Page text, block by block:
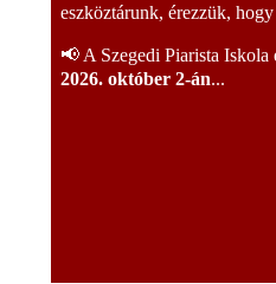
eszköztárunk, érezzük,
📢 A Szegedi Piarista
2026. október 2-án...